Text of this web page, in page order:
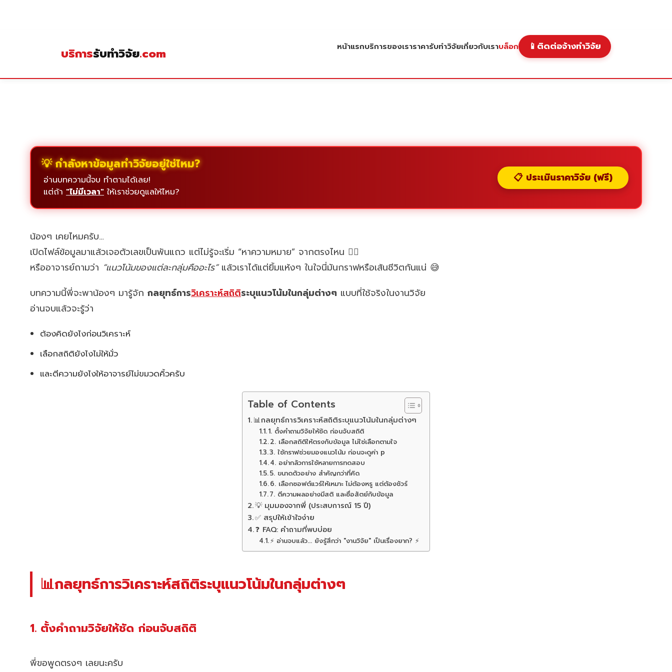
บริการรับทำวิจัย.com หน้าแรกบริการของเราราคารับทำวิจัยเกี่ยวกับเราบล็อก 📱 ติดต่อจ้างทำวิจัย
💡 กำลังหาข้อมูลทำวิจัยอยู่ใช่ไหม?
อ่านบทความนี้จบ ทำตามได้เลย!
แต่ถ้า "ไม่มีเวลา" ให้เราช่วยดูแลให้ไหม?
📋 ประเมินราคาวิจัย (ฟรี)
น้องๆ เคยไหมครับ…
เปิดไฟล์ข้อมูลมาแล้วเจอตัวเลขเป็นพันแถว แต่ไม่รู้จะเริ่ม “หาความหมาย” จากตรงไหน 😵‍💫
หรืออาจารย์ถามว่า “แนวโน้มของแต่ละกลุ่มคืออะไร”แล้วเราได้แต่ยิ้มแห้งๆ ในใจนี่มันกราฟหรือเส้นชีวิตกันแน่ 😅
บทความนี้พี่จะพาน้องๆ มารู้จัก กลยุทธ์การวิเคราะห์สถิติระบุแนวโน้มในกลุ่มต่างๆ แบบที่ใช้จริงในงานวิจัย
อ่านจบแล้วจะรู้ว่า
ต้องคิดยังไงก่อนวิเคราะห์
เลือกสถิติยังไงไม่ให้มั่ว
และตีความยังไงให้อาจารย์ไม่ขมวดคิ้วครับ
Table of Contents
📊กลยุทธ์การวิเคราะห์สถิติระบุแนวโน้มในกลุ่มต่างๆ
1. ตั้งคำถามวิจัยให้ชัด ก่อนจับสถิติ
2. เลือกสถิติให้ตรงกับข้อมูล ไม่ใช่เลือกตามใจ
3. ใช้กราฟช่วยมองแนวโน้ม ก่อนจะดูค่า p
4. อย่ากลัวการใช้หลายการทดสอบ
5. ขนาดตัวอย่าง สำคัญกว่าที่คิด
6. เลือกซอฟต์แวร์ให้เหมาะ ไม่ต้องหรู แต่ต้องชัวร์
7. ตีความผลอย่างมีสติ และซื่อสัตย์กับข้อมูล
💡 มุมมองจากพี่ (ประสบการณ์ 15 ปี)
✅ สรุปให้เข้าใจง่าย
❓ FAQ: คำถามที่พบบ่อย
⚡ อ่านจบแล้ว... ยังรู้สึกว่า "งานวิจัย" เป็นเรื่องยาก? ⚡
📊กลยุทธ์การวิเคราะห์สถิติระบุแนวโน้มในกลุ่มต่างๆ
1. ตั้งคำถามวิจัยให้ชัด ก่อนจับสถิติ
พี่ขอพูดตรงๆ เลยนะครับ